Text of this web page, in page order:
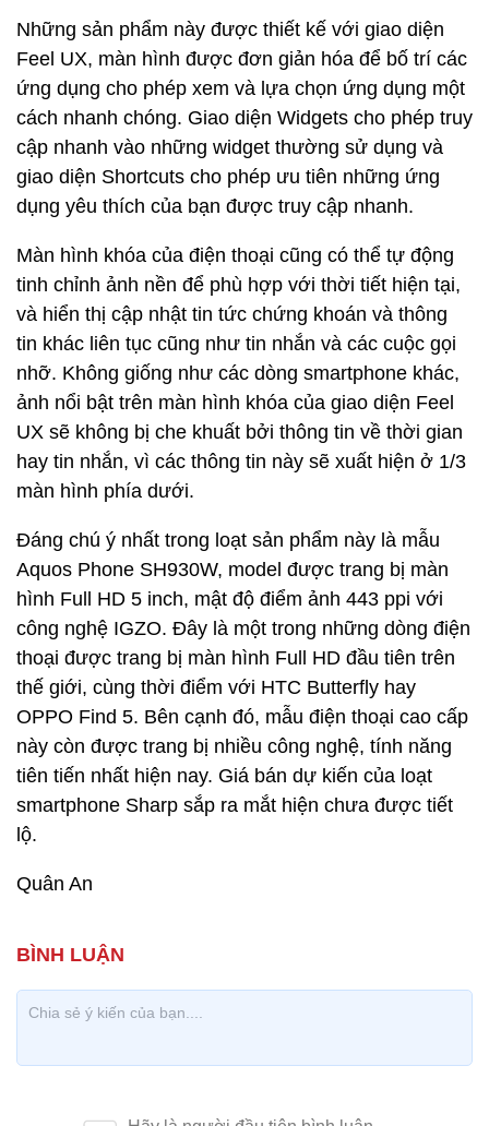
Những sản phẩm này được thiết kế với giao diện
Feel UX, màn hình được đơn giản hóa để bố trí các
ứng dụng cho phép xem và lựa chọn ứng dụng một
cách nhanh chóng. Giao diện Widgets cho phép truy
cập nhanh vào những widget thường sử dụng và
giao diện Shortcuts cho phép ưu tiên những ứng
dụng yêu thích của bạn được truy cập nhanh.
Màn hình khóa của điện thoại cũng có thể tự động
tinh chỉnh ảnh nền để phù hợp với thời tiết hiện tại,
và hiển thị cập nhật tin tức chứng khoán và thông
tin khác liên tục cũng như tin nhắn và các cuộc gọi
nhỡ. Không giống như các dòng smartphone khác,
ảnh nổi bật trên màn hình khóa của giao diện Feel
UX sẽ không bị che khuất bởi thông tin về thời gian
hay tin nhắn, vì các thông tin này sẽ xuất hiện ở 1/3
màn hình phía dưới.
Đáng chú ý nhất trong loạt sản phẩm này là mẫu
Aquos Phone SH930W, model được trang bị màn
hình Full HD 5 inch, mật độ điểm ảnh 443 ppi với
công nghệ IGZO. Đây là một trong những dòng điện
thoại được trang bị màn hình Full HD đầu tiên trên
thế giới, cùng thời điểm với HTC Butterfly hay
OPPO Find 5. Bên cạnh đó, mẫu điện thoại cao cấp
này còn được trang bị nhiều công nghệ, tính năng
tiên tiến nhất hiện nay. Giá bán dự kiến của loạt
smartphone Sharp sắp ra mắt hiện chưa được tiết
lộ.
Quân An